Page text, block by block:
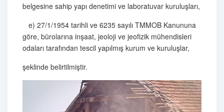
belgesine sahip yapı denetimi ve laboratuvar kuruluşları,
e) 27/1/1954 tarihli ve 6235 sayılı TMMOB Kanununa
göre, bürolarına inşaat, jeoloji ve jeofizik mühendisleri
odaları tarafından tescil yapılmış kurum ve kuruluşlar,
şeklinde belirtilmiştir.